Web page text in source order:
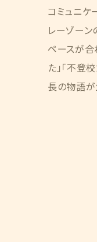
コミュニケ
レーゾー
ペースが合
た」「不登
長の物語が